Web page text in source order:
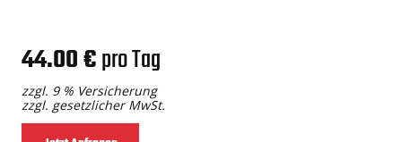
44.00 €pro Tag
zzgl. 9 % Versicherung
zzgl. gesetzlicher MwSt.